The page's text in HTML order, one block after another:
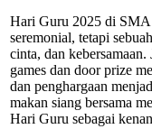
Hari Guru 2025 di
seremonial, tetapi
cinta, dan
games dan door prize
dan penghargaan
makan siang bersama
Hari Guru sebagai